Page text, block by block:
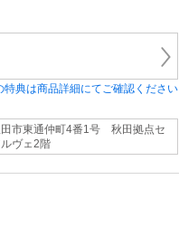
特典は商品詳細にてご確認ください
市東通仲町4番1号 秋田拠点セ
ヴェ2階